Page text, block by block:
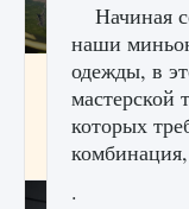
Как исправить
«Идет
начать
9 августа 2024
Начиная
наши
одежды, в
мастерской
которых
.